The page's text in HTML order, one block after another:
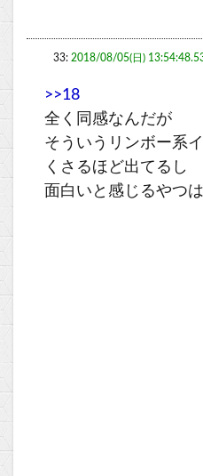
33: 2018/08/05(日)
>>18
全く同感なんだが
そういうリンボー系
くさるほど出てるし
面白いと感じるやつ